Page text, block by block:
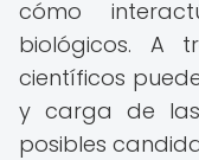
cómo
biológicos. A
científicos
y carga de
posibles